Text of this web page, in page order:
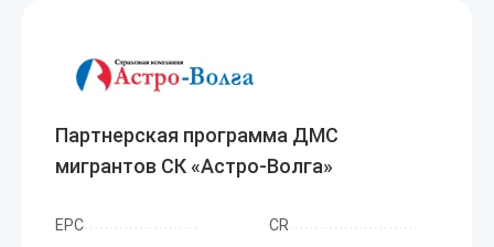
Партнерская программа ДМС
мигрантов СК «Астро-Волга»
EPC CR